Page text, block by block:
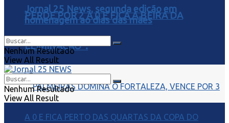
PERDE POR 2 A 0 E FICA À BEIRA DA
ELIMINAÇÃO”.
Jornal 25 News, segunda edição em
homenagem ao dias das mães
Nenhum Resultado
View All Result
Nenhum Resultado
View All Result